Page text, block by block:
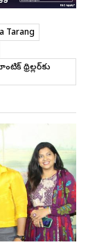
Tarang
థ్రిల్లర్‌కు